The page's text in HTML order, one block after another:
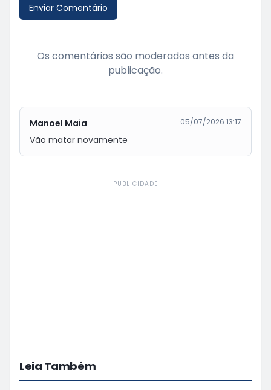
Enviar Comentário
Os comentários são moderados antes da
publicação.
Manoel Maia 05/07/2026 13:17
Vão matar novamente
PUBLICIDADE
Leia Também